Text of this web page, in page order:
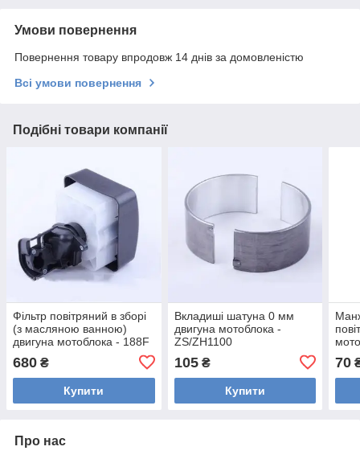
Умови повернення
Повернення товару впродовж 14 днів за домовленістю
Всі умови повернення
Подібні товари компанії
Фільтр повітряний в зборі
(з масляною ванною)
двигуна мотоблока - 188F
680 ₴
Купити
Вкладиші шатуна 0 мм
двигуна мотоблока -
ZS/ZH1100
105₴
Купити
70
Про нас